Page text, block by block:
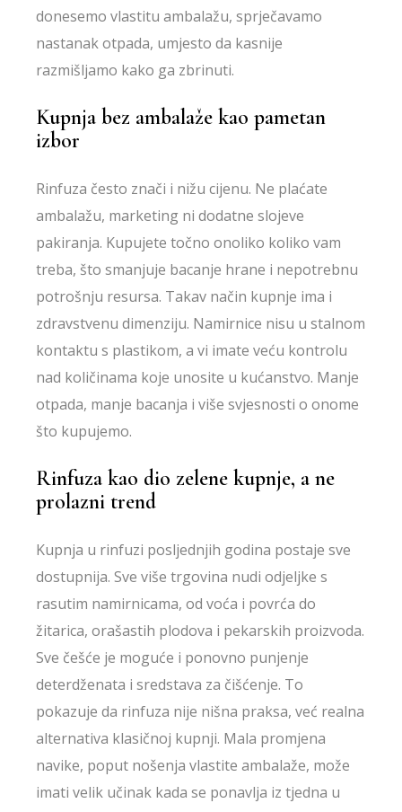
donesemo vlastitu ambalažu, sprječavamo
nastanak otpada, umjesto da kasnije
razmišljamo kako ga zbrinuti.
Kupnja bez ambalaže kao pametan
izbor
Rinfuza često znači i nižu cijenu. Ne plaćate
ambalažu, marketing ni dodatne slojeve
pakiranja. Kupujete točno onoliko koliko vam
treba, što smanjuje bacanje hrane i nepotrebnu
potrošnju resursa. Takav način kupnje ima i
zdravstvenu dimenziju. Namirnice nisu u stalnom
kontaktu s plastikom, a vi imate veću kontrolu
nad količinama koje unosite u kućanstvo. Manje
otpada, manje bacanja i više svjesnosti o onome
što kupujemo.
Rinfuza kao dio zelene kupnje, a ne
prolazni trend
Kupnja u rinfuzi posljednjih godina postaje sve
dostupnija. Sve više trgovina nudi odjeljke s
rasutim namirnicama, od voća i povrća do
žitarica, orašastih plodova i pekarskih proizvoda.
Sve češće je moguće i ponovno punjenje
deterdženata i sredstava za čišćenje. To
pokazuje da rinfuza nije nišna praksa, već realna
alternativa klasičnoj kupnji. Mala promjena
navike, poput nošenja vlastite ambalaže, može
imati velik učinak kada se ponavlja iz tjedna u